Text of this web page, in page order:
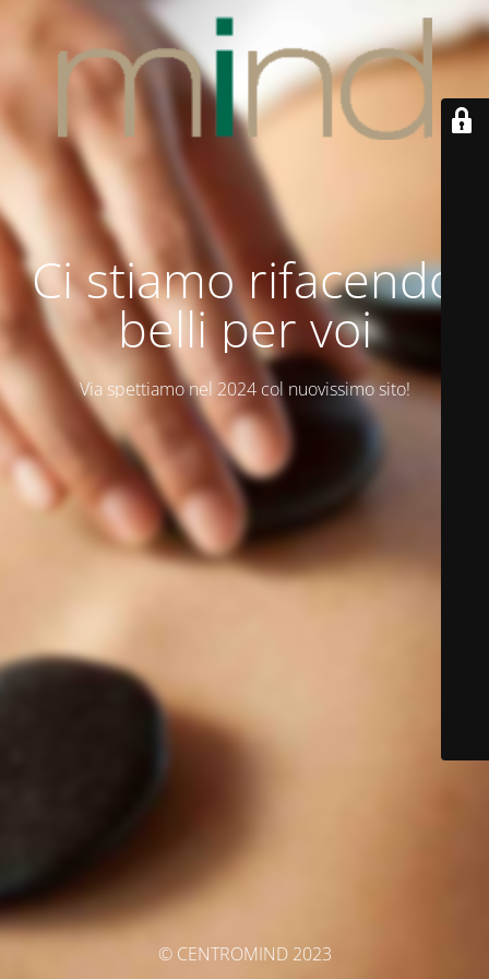
Ci stiamo rifacendo
belli per voi
Via spettiamo nel 2024 col nuovissimo sito!
© CENTROMIND 2023